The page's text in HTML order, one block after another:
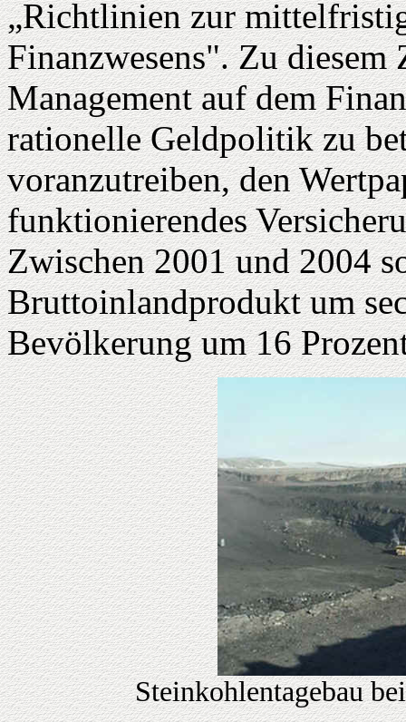
„Richtlinien zur
Finanzwesens". Zu diesem
Management auf dem
rationelle Geldpolitik zu
voranzutreiben, den
funktionierendes
Zwischen 2001 und 2004
Bruttoinlandprodukt um
Bevölkerung um 16
Steinkohlentagebau